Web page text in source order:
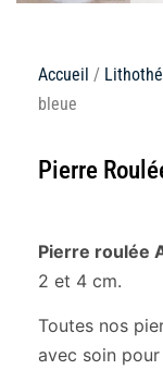
Accueil /
bleue
Pierre
Pierre roulée
2 et 4 cm.
Toutes nos
avec soin